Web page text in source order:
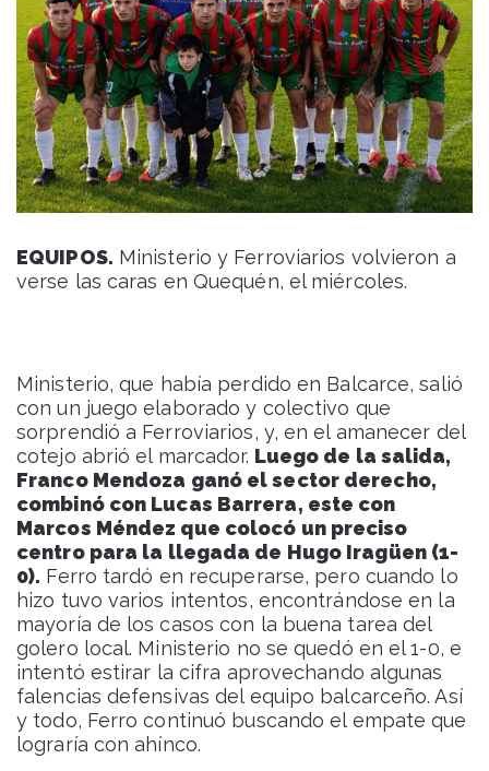
EQUIPOS. Ministerio y Ferroviarios volvieron a
verse las caras en Quequén, el miércoles.
Ministerio, que había perdido en Balcarce, salió
con un juego elaborado y colectivo que
sorprendió a Ferroviarios, y, en el amanecer del
cotejo abrió el marcador. Luego de la salida,
Franco Mendoza ganó el sector derecho,
combinó con Lucas Barrera, este con
Marcos Méndez que colocó un preciso
centro para la llegada de Hugo Iragüen (1-
0). Ferro tardó en recuperarse, pero cuando lo
hizo tuvo varios intentos, encontrándose en la
mayoría de los casos con la buena tarea del
golero local. Ministerio no se quedó en el 1-0, e
intentó estirar la cifra aprovechando algunas
falencias defensivas del equipo balcarceño. Así
y todo, Ferro continuó buscando el empate que
lograría con ahínco.